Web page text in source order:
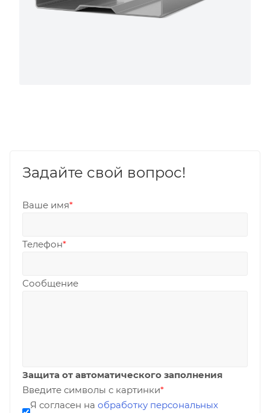
Задайте свой вопрос!
Ваше имя*
Телефон*
Сообщение
Защита от автоматического заполнения
Введите символы с картинки*
Я согласен на обработку персональных